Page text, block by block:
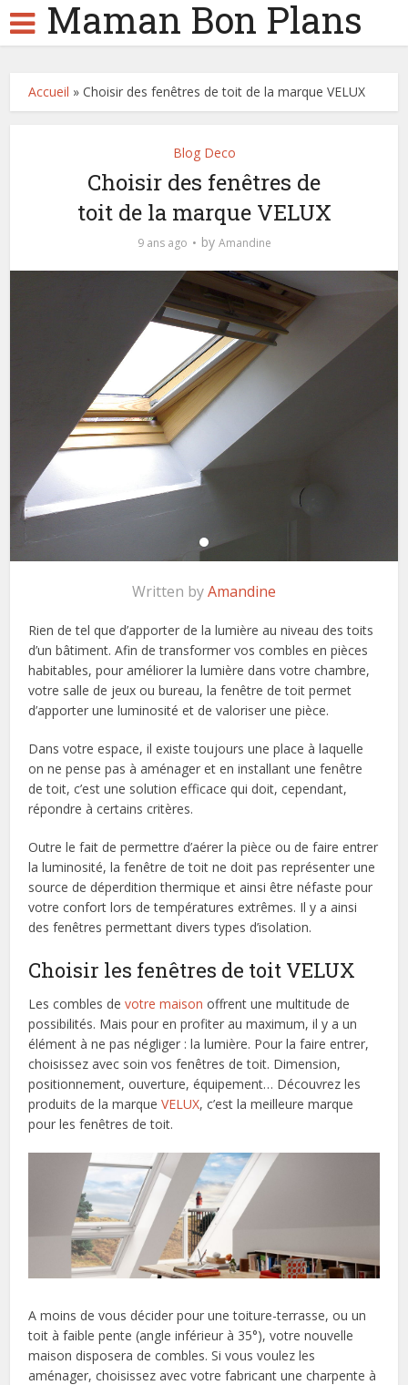
Maman Bon Plans
Accueil »Choisir des fenêtres de toit de la marque VELUX
Blog Deco
Choisir des fenêtres de
toit de la marque VELUX
9 ans ago by Amandine
Written byAmandine
Rien de tel que d’apporter de la lumière au niveau des toits
d’un bâtiment. Afin de transformer vos combles en pièces
habitables, pour améliorer la lumière dans votre chambre,
votre salle de jeux ou bureau, la fenêtre de toit permet
d’apporter une luminosité et de valoriser une pièce.
Dans votre espace, il existe toujours une place à laquelle
on ne pense pas à aménager et en installant une fenêtre
de toit, c’est une solution efficace qui doit, cependant,
répondre à certains critères.
Outre le fait de permettre d’aérer la pièce ou de faire entrer
la luminosité, la fenêtre de toit ne doit pas représenter une
source de déperdition thermique et ainsi être néfaste pour
votre confort lors de températures extrêmes. Il y a ainsi
des fenêtres permettant divers types d’isolation.
Choisir les fenêtres de toit VELUX
Les combles devotre maison offrent une multitude de
possibilités. Mais pour en profiter au maximum, il y a un
élément à ne pas négliger : la lumière. Pour la faire entrer,
choisissez avec soin vos fenêtres de toit. Dimension,
positionnement, ouverture, équipement… Découvrez les
produits de la marqueVELUX, c’est la meilleure marque
pour les fenêtres de toit.
A moins de vous décider pour une toiture-terrasse, ou un
toit à faible pente (angle inférieur à 35°), votre nouvelle
maison disposera de combles. Si vous voulez les
aménager, choisissez avec votre fabricant une charpente à